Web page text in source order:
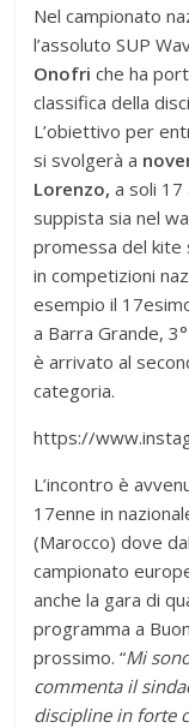
Nel campionato
l’assoluto SUP
Onofri che ha
classifica della
L’obiettivo per
si svolgerà a
Lorenzo, a soli
suppista sia nel
promessa del
in competizioni
esempio il
a Barra Grande,
è arrivato al
categoria.
https://
L’incontro è
17enne in
(Marocco) dove
campionato
anche la gara di
programma a
prossimo. “Mi
commenta il
discipline in forte